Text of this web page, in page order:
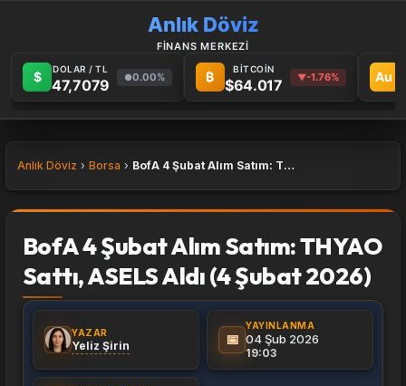
Anlık Döviz
FİNANS MERKEZİ
$ DOLAR / TL
47,7079 ●0.00% ₿ BİTCOİN
$64.017 ▼-1.76% Au
Anlık Döviz Borsa BofA 4 Şubat Alım Satım: THYAO Sattı, ASELS Aldı (4 Şubat 2026)
BofA 4 Şubat Alım Satım: THYAO
Sattı, ASELS Aldı (4 Şubat 2026)
YAZAR
Yeliz Şirin 📅
YAYINLANMA
04 Şub 2026
19:03